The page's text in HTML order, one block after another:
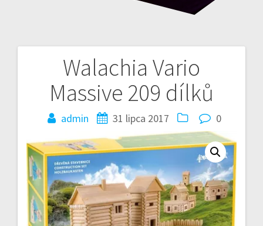
Walachia Vario
Massive 209 dílků
admin 31 lipca 2017 0
Nawigacja
wpisu